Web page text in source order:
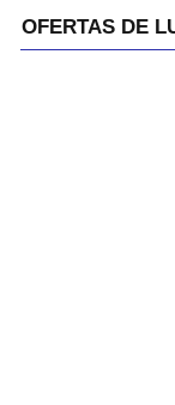
OFERTAS DE